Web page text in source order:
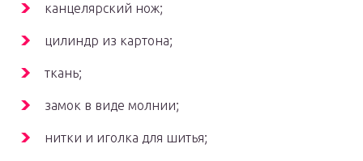
канцелярский нож;
цилиндр из картона;
ткань;
замок в виде молнии;
нитки и иголка для шитья;